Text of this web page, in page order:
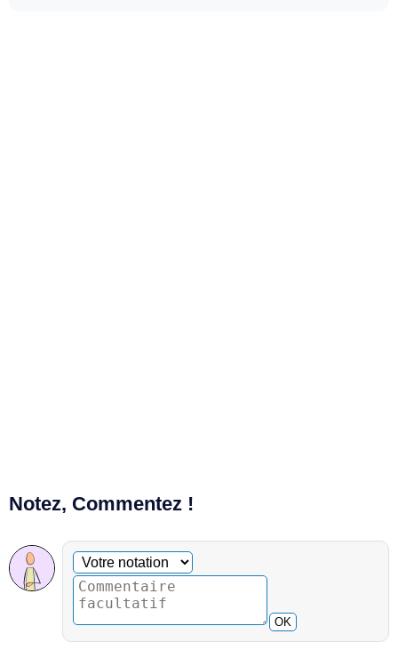
Notez, Commentez !
Commentaire facultatif
Votre notation
OK